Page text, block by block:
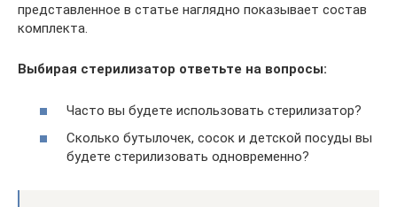
представленное в статье наглядно показывает состав
комплекта.
Выбирая стерилизатор ответьте на вопросы:
Часто вы будете использовать стерилизатор?
Сколько бутылочек, сосок и детской посуды вы
будете стерилизовать одновременно?